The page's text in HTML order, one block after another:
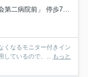
二病院前」 停歩7分
くなるモニター付きイン
しているので、...
もっと